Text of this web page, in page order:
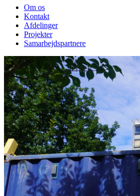
Om os
Kontakt
Afdelinger
Projekter
Samarbejdspartnere